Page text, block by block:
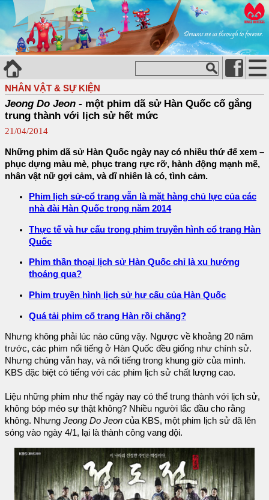
NHÂN VẬT & SỰ KIỆN
Jeong Do Jeon - một phim dã sử Hàn Quốc cố gắng
trung thành với lịch sử hết mức
21/04/2014
Những phim dã sử Hàn Quốc ngày nay có nhiều thứ để xem –
phục dựng màu mè, phục trang rực rỡ, hành động mạnh mẽ,
nhân vật nữ gợi cảm, và dĩ nhiên là có, tình cảm.
Phim lịch sử-cổ trang vẫn là mặt hàng chủ lực của các
nhà đài Hàn Quốc trong năm 2014
Thực tế và hư cấu trong phim truyền hình cổ trang Hàn
Quốc
Phim thần thoại lịch sử Hàn Quốc chỉ là xu hướng
thoáng qua?
Phim truyền hình lịch sử hư cấu của Hàn Quốc
Quá tải phim cổ trang Hàn rồi chăng?
Nhưng không phải lúc nào cũng vậy. Ngược về khoảng 20 năm
trước, các phim nổi tiếng ở Hàn Quốc đều giống như chính sử.
Nhưng chúng vẫn hay, và nổi tiếng trong khung giờ của mình.
KBS đặc biệt có tiếng với các phim lịch sử chất lượng cao.
Liệu những phim như thế ngày nay có thể trung thành với lịch sử,
không bóp méo sự thật không? Nhiều người lắc đầu cho rằng
không. Nhưng Jeong Do Jeon của KBS, một phim lịch sử đã lên
sóng vào ngày 4/1, lại là thành công vang dội.